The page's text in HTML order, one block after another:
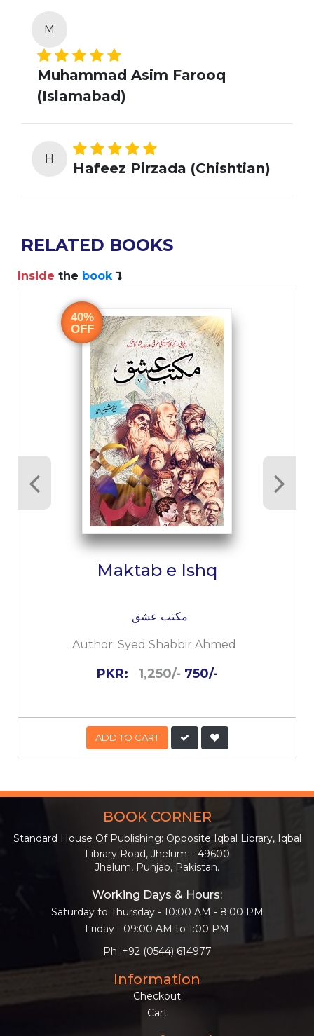
M
Muhammad Asim Farooq
(Islamabad)
H
Hafeez Pirzada (Chishtian)
RELATED BOOKS
Inside the book
40%
OFF
Maktab e Ishq
مکتب عشق
Author: Syed Shabbir Ahmed
PKR:1,250/- 750/-
ADD TO CART
BOOK CORNER
Standard House Of Publishing: Opposite Iqbal Library, Iqbal
Library Road, Jhelum – 49600
Jhelum, Punjab, Pakistan.
Working Days & Hours:
Saturday to Thursday - 10:00 AM - 8:00 PM
Friday - 09:00 AM to 1:00 PM
Ph: +92 (0544) 614977
Information
Checkout
Cart